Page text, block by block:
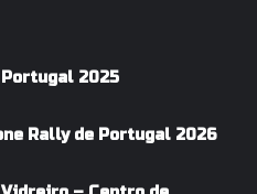
2025
Rally de Portugal 2026